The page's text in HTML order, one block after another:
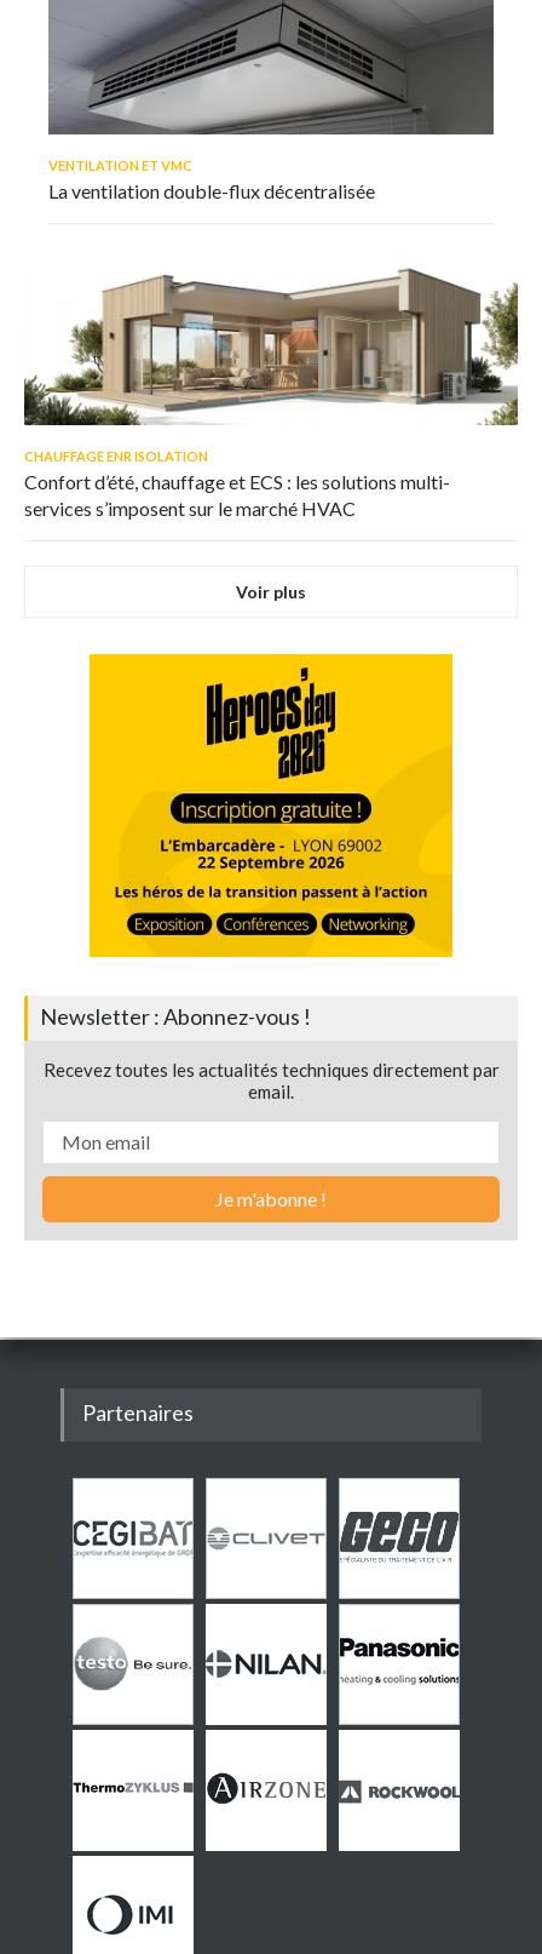
VENTILATION ET VMC
La ventilation double-flux décentralisée
CHAUFFAGE ENR ISOLATION
Confort d’été, chauffage et ECS : les solutions multi-
services s’imposent sur le marché HVAC
Voir plus
Newsletter : Abonnez-vous !
Recevez toutes les actualités techniques directement par
email.
Partenaires